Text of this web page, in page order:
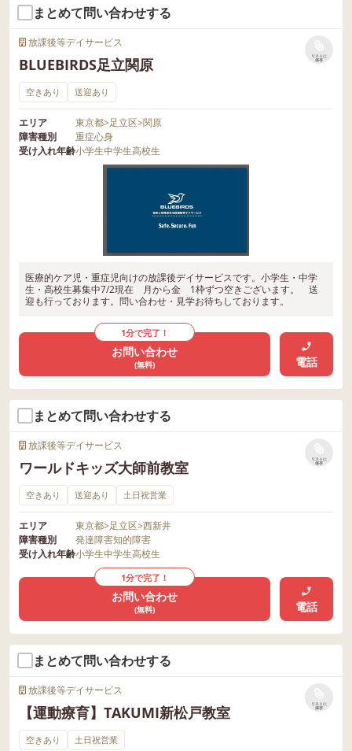
まとめて問い合わせする
放課後等デイサービス
BLUEBIRDS足立関原
リストに
保存
空きあり 送迎あり
エリア 東京都>足立区>関原
障害種別
重症心身
受け入れ年齢小学生中学生高校生
医療的ケア児・重症児向けの放課後デイサービスです。小学生・中学
生・高校生募集中7/2現在 月から金 1枠ずつ空きございます。 送
迎も行っております。問い合わせ・見学お待ちしております。
1分で完了！
お問い合わせ
(無料) 電話
まとめて問い合わせする
放課後等デイサービス
ワールドキッズ大師前教室
リストに
保存
空きあり 送迎あり 土日祝営業
エリア 東京都>足立区>西新井
障害種別
発達障害知的障害
受け入れ年齢小学生中学生高校生
1分で完了！
お問い合わせ
(無料) 電話
まとめて問い合わせする
放課後等デイサービス
【運動療育】TAKUMI新松戸教室
リストに
保存
空きあり 土日祝営業